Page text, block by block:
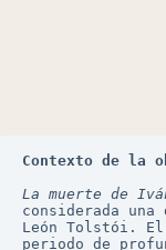
Contexto de la
La muerte de
considerada
León Tolstói.
periodo de